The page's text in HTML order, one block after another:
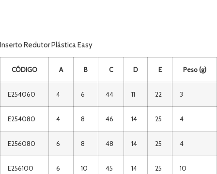
Inserto Redutor Plástica Easy
CÓDIGO A B C D E Peso (g)
E254060 4 6 44 11 22 3
E254080 4 8 46 14 25 4
E256080 6 8 48 14 25 4
E256100 6 10 45 14 25 10